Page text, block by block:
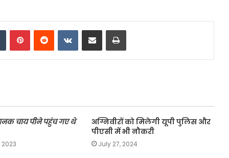
TumblrPinterestReddit VKontakte
Share via Email Print
चाय पीने पहुंच गए थे
2023
अग्निवीरों को मिलेगी यूपी पुलिस और
पीएसी में भी नौकरी
July 27, 2024